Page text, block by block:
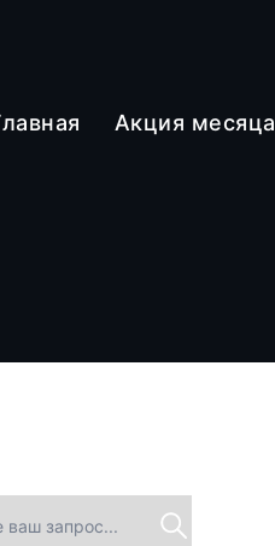
Акция месяца